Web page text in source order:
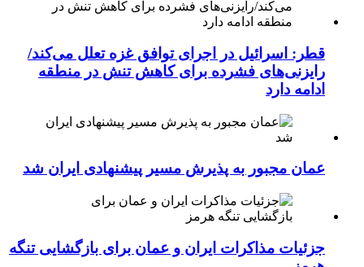
قطر: اسرائیل در اجرای توافق غزه تعلل می‌کند/
رایزنی‌های فشرده برای کاهش تنش در منطقه
ادامه دارد
عمان مجبور به پذیرش مسیر پیشنهادی ایران شد
جزئیات مذاکرات ایران و عمان برای بازگشایی تنگه